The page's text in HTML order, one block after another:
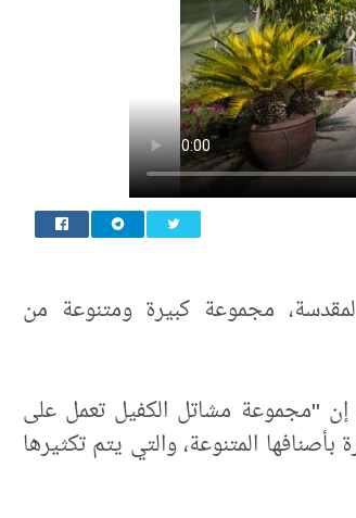
مجموعة كبيرة ومتنوعة من
إن "مجموعة مشاتل الكفيل تعمل على
بأصنافها المتنوعة، والتي يتم تكثيرها